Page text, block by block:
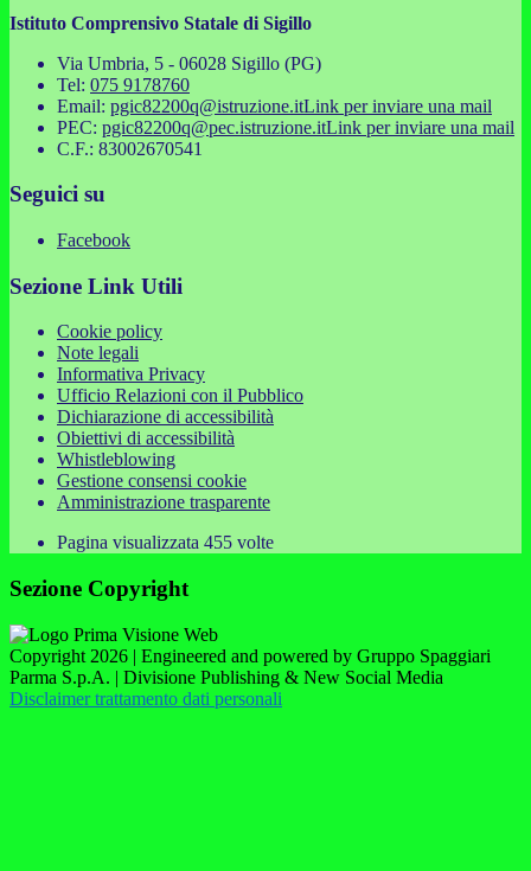
Istituto Comprensivo Statale di Sigillo
Via Umbria, 5 - 06028 Sigillo (PG)
Tel: 075 9178760
Email: pgic82200q@istruzione.itLink per inviare una mail
PEC: pgic82200q@pec.istruzione.itLink per inviare una mail
C.F.: 83002670541
Seguici su
Facebook
Sezione Link Utili
Cookie policy
Note legali
Informativa Privacy
Ufficio Relazioni con il Pubblico
Dichiarazione di accessibilità
Obiettivi di accessibilità
Whistleblowing
Gestione consensi cookie
Amministrazione trasparente
Pagina visualizzata 455 volte
Sezione Copyright
Copyright 2026 | Engineered and powered by Gruppo Spaggiari
Parma S.p.A. | Divisione Publishing & New Social Media
Disclaimer trattamento dati personali